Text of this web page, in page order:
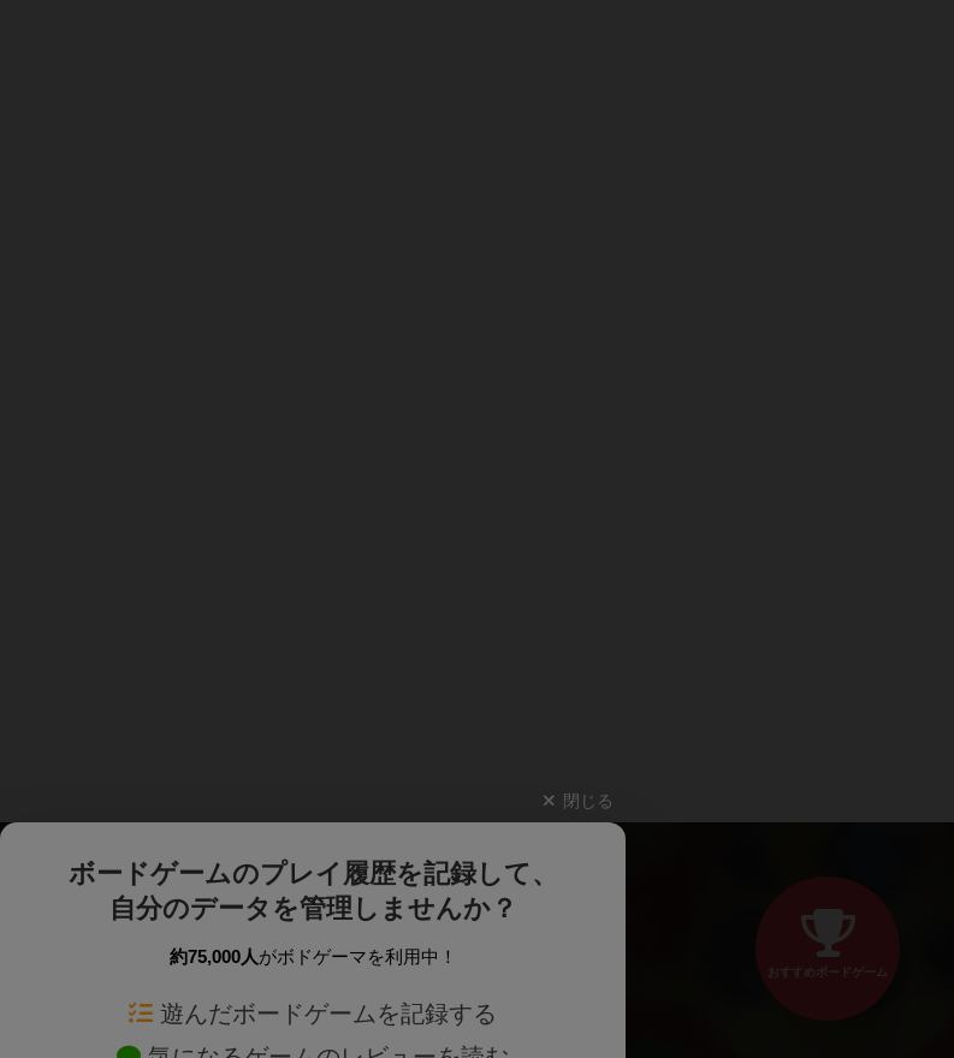
閉じる
ボードゲームのプレイ履歴を記録して、
自分のデータを管理しませんか？
約75,000人がボドゲーマを利用中！
遊んだボードゲームを記録する
おすすめボードゲーム